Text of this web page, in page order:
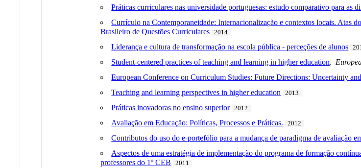
Práticas curriculares nas universidade portuguesas: estudo comparativo para as
Currículo na Contemporaneidade: Internacionalização e contextos locais.
Brasileiro de Questões Curriculares
2014
Liderança e cultura de transformação na escola pública - perceções de alunos
Student-centered practices of teaching and learning in higher education.
European Conference on Curriculum Studies: Future Directions: Uncertainty
Teaching and learning perspectives in higher education 2013
Práticas inovadoras no ensino superior 2012
Avaliação em Educação: Políticas, Processos e Práticas. 2012
Contributos do uso do e-portefólio para a mudança de paradigma de avaliação
Aspectos de uma estratégia de implementação do programa de formação
professores do 1º CEB
2011